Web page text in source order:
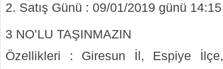
2. Satış Günü : 09/01/2019 günü
3 NO’LU TAŞINMAZIN
Özellikleri : Giresun İl, Espiye